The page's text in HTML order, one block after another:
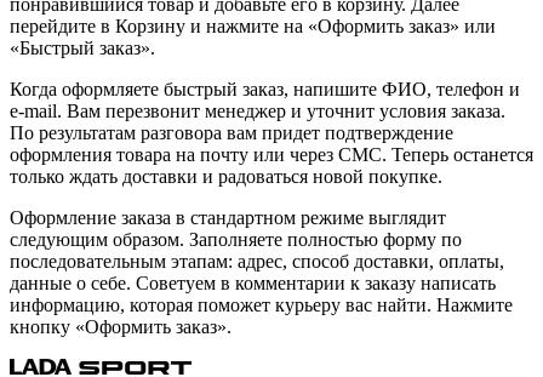
перейдите в Корзину и нажмите на «Оформить заказ» или
«Быстрый заказ».
Когда оформляете быстрый заказ, напишите ФИО, телефон и
e-mail. Вам перезвонит менеджер и уточнит условия заказа.
По результатам разговора вам придет подтверждение
оформления товара на почту или через СМС. Теперь останется
только ждать доставки и радоваться новой покупке.
Оформление заказа в стандартном режиме выглядит
следующим образом. Заполняете полностью форму по
последовательным этапам: адрес, способ доставки, оплаты,
данные о себе. Советуем в комментарии к заказу написать
информацию, которая поможет курьеру вас найти. Нажмите
кнопку «Оформить заказ».